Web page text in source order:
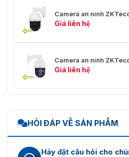
Camera an ninh
Giá liên hệ
Camera an ninh
Giá liên hệ
HỎI ĐÁP VỀ SẢN PHẨM
Hãy đặt câu hỏi cho